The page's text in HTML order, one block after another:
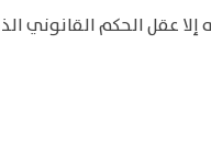
عقل الحكم القانوني